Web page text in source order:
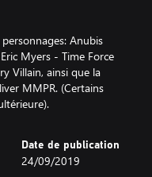
Anubis
Myers - Time Force
Villain, ainsi que la
MMPR. (Certains
Date de publication
24/09/2019